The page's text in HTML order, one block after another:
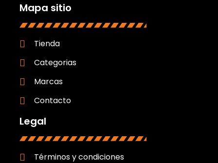
Mapa sitio
Tienda
Categorias
Marcas
Contacto
Legal
Términos y condiciones